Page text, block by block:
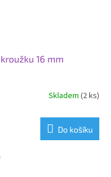
16 mm
Skladem (2 ks)
Do košíku